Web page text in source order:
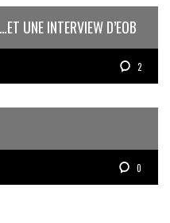
UNE INTERVIEW D’EOB
2
0